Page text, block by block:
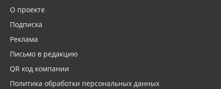
О проекте
Подписка
Реклама
Письмо в редакцию
QR код компании
Политика обработки персональных данных